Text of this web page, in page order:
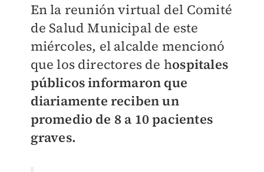
En la reunión virtual del Comité
de Salud Municipal de este
miércoles, el alcalde mencionó
que los directores de hospitales
públicos informaron que
diariamente reciben un
promedio de 8 a 10 pacientes
graves.